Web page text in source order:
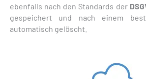
ebenfalls nach den Standards der
gespeichert und nach einem
automatisch gelöscht.